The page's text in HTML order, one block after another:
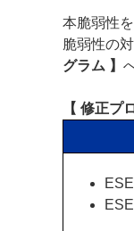
本脆弱性
脆弱性の
グラム 】
【 修正プ